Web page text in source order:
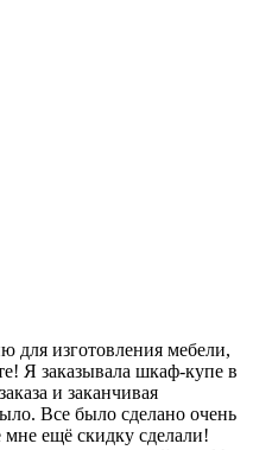
для изготовления мебели,
Я заказывала шкаф-купе в
и заканчивая
Все было сделано очень
ещё скидку сделали!